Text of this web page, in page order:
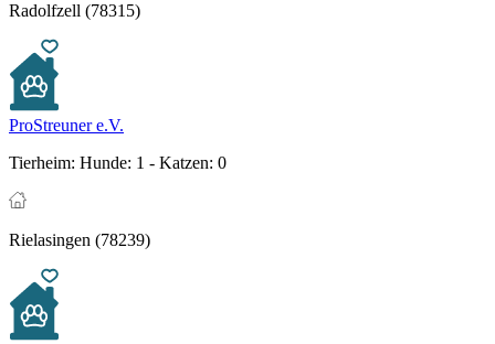
Radolfzell (78315)
ProStreuner e.V.
Tierheim: Hunde: 1 - Katzen: 0
Rielasingen (78239)